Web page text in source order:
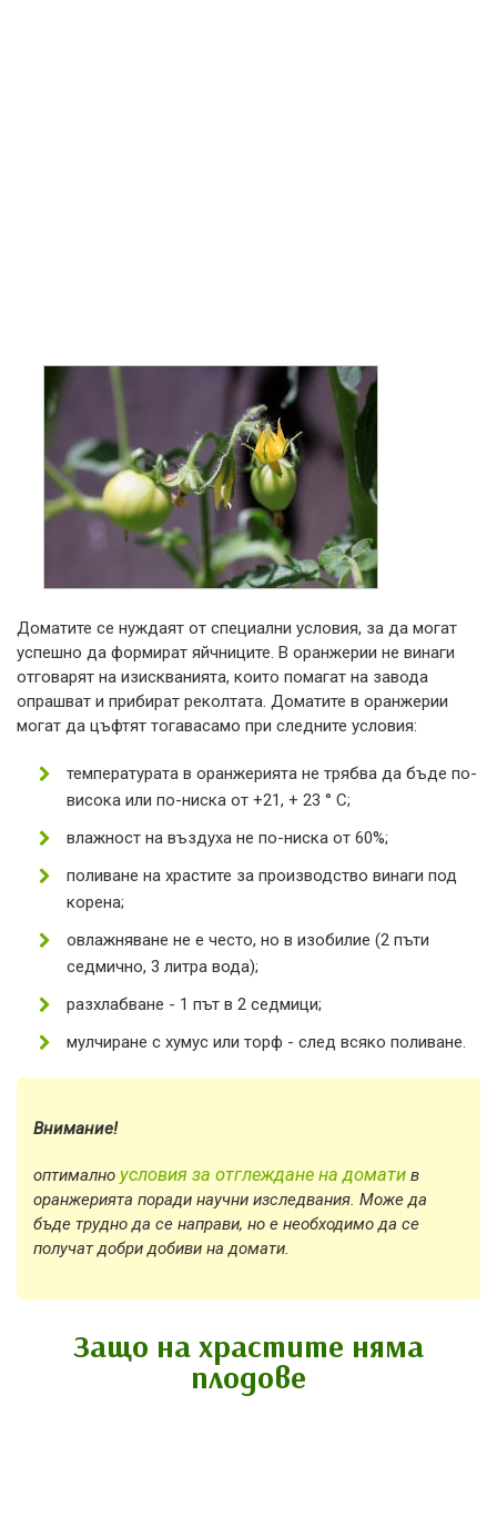
Доматите се нуждаят от специални условия, за да могат
успешно да формират яйчниците. В оранжерии не винаги
отговарят на изискванията, които помагат на завода
опрашват и прибират реколтата. Доматите в оранжерии
могат да цъфтят тогавасамо при следните условия:
температурата в оранжерията не трябва да бъде по-
висока или по-ниска от +21, + 23 ° C;
влажност на въздуха не по-ниска от 60%;
поливане на храстите за производство винаги под
корена;
овлажняване не е често, но в изобилие (2 пъти
седмично, 3 литра вода);
разхлабване - 1 път в 2 седмици;
мулчиране с хумус или торф - след всяко поливане.
Внимание!
оптимално условия за отглеждане на домати в
оранжерията поради научни изследвания. Може да
бъде трудно да се направи, но е необходимо да се
получат добри добиви на домати.
Защо на храстите няма
плодове